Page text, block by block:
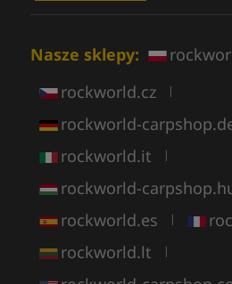
Nasze sklepy:
rockworld.cz |
rockworld-
rockworld.it |
rockworld-
rockworld.es |
rockworld.lt |